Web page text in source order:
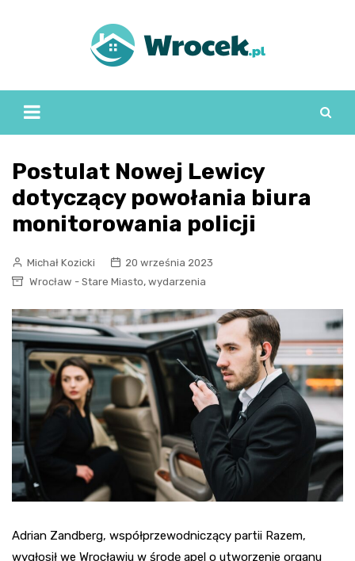
Postulat Nowej Lewicy
dotyczący powołania biura
monitorowania policji
Michał Kozicki
20 września 2023
Wrocław - Stare Miasto, wydarzenia
Adrian Zandberg, współprzewodniczący partii Razem,
wygłosił we Wrocławiu w środę apel o utworzenie organu